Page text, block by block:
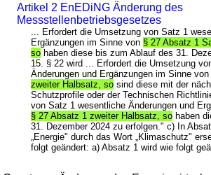
Artikel 2 EnEDiNG Änderung des
Messstellenbetriebsgesetzes
... Erfordert die Umsetzung von Satz 1
Ergänzungen im Sinne von § 27 Absatz 1
so haben diese bis zum Ablauf des 31.
15. § 22 wird ... Erfordert die Umsetzung
Änderungen und Ergänzungen im Sinne von
zweiter Halbsatz, so sind diese mit der
Schutzprofile oder der Technischen
von Satz 1 wesentliche Änderungen und
§ 27 Absatz 1 zweiter Halbsatz, so haben
31. Dezember 2024 zu erfolgen." c) In
„Energie" durch das Wort „Klimaschutz"
folgt geändert: a) Absatz 1 wird wie folgt